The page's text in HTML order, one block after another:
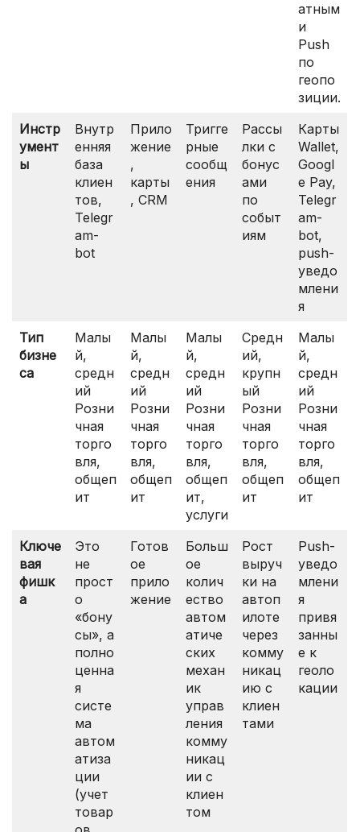
атным
и
Push
по
геопо
зиции.
Инстр
умент
ы
Внутр
енняя
база
клиен
тов,
Telegr
am-
bot
Прило
жение
,
карты
, CRM
Тригге
рные
сообщ
ения
Рассы
лки с
бонус
ами
по
событ
иям
Карты
Wallet,
Googl
e Pay,
Telegr
am-
bot,
push-
уведо
млени
я
Тип
бизне
са
Малы
й,
средн
ий
Розни
чная
торго
вля,
общеп
ит
Малы
й,
средн
ий
Розни
чная
торго
вля,
общеп
ит
Малы
й,
средн
ий
Розни
чная
торго
вля,
общеп
ит,
услуги
Средн
ий,
крупн
ый
Розни
чная
торго
вля,
общеп
ит
Малы
й,
средн
ий
Розни
чная
торго
вля,
общеп
ит
Ключе
вая
фишк
а
Это
не
прост
о
«бону
сы», а
полно
ценна
я
систе
ма
автом
атиза
ции
(учет
товар
Готов
ое
прило
жение
Больш
ое
колич
ество
автом
атиче
ских
механ
ик
управ
ления
комму
никац
ии с
клиен
том
Рост
выруч
ки на
автоп
илоте
через
комму
никац
ию с
клиен
тами
Рush-
уведо
млени
я
привя
занны
е к
геоло
кации